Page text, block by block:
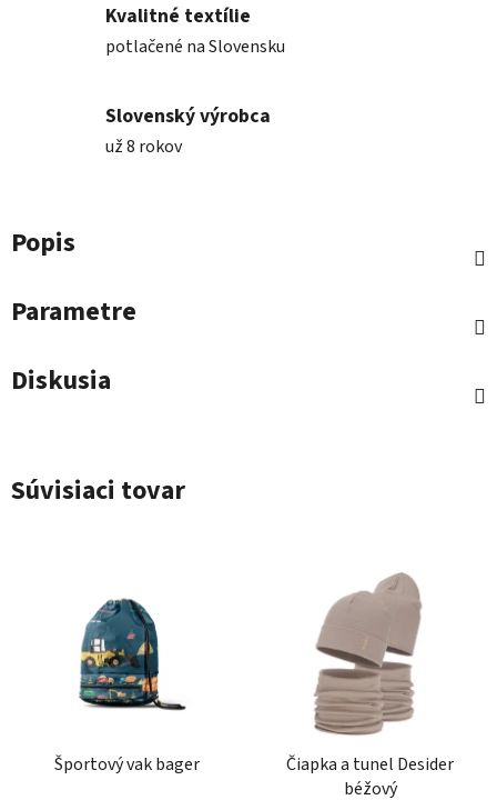
Kvalitné textílie
potlačené na Slovensku
Slovenský výrobca
už 8 rokov
Popis
Parametre
Diskusia
Súvisiaci tovar
Športový vak bager
Čiapka a tunel Desider
béžový